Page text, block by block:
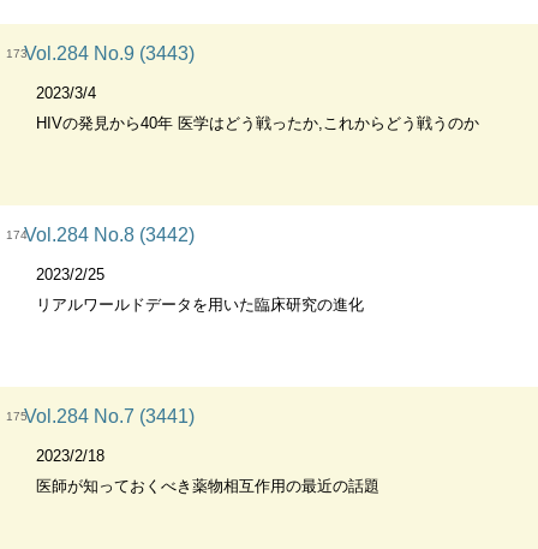
173Vol.284 No.9 (3443)
2023/3/4
HIVの発見から40年 医学はどう戦ったか,これからどう戦うのか
174Vol.284 No.8 (3442)
2023/2/25
リアルワールドデータを用いた臨床研究の進化
175Vol.284 No.7 (3441)
2023/2/18
医師が知っておくべき薬物相互作用の最近の話題